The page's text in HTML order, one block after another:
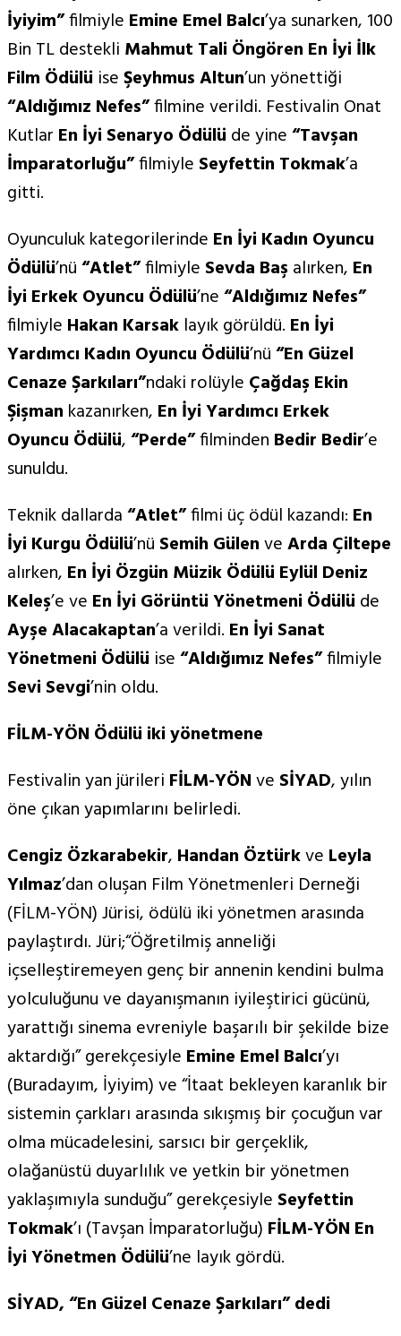
İyiyim”filmiyle Emine Emel Balcı’ya sunarken, 100
Bin TL destekli Mahmut Tali Öngören En İyi İlk
Film Ödülü iseŞeyhmus Altun’un yönettiği
“Aldığımız Nefes”filmine verildi. Festivalin Onat
Kutlar En İyi Senaryo Ödülü de yine“Tavşan
İmparatorluğu”filmiyle Seyfettin Tokmak’a
gitti.
Oyunculuk kategorilerinde En İyi Kadın Oyuncu
Ödülü’nü“Atlet”filmiyle Sevda Baş alırken, En
İyi Erkek Oyuncu Ödülü’ne“Aldığımız Nefes”
filmiyle Hakan Karsak layık görüldü. En İyi
Yardımcı Kadın Oyuncu Ödülü’nü“En Güzel
Cenaze Şarkıları”ndaki rolüyle Çağdaş Ekin
Şişman kazanırken, En İyi Yardımcı Erkek
Oyuncu Ödülü,“Perde”filminden Bedir Bedir’e
sunuldu.
Teknik dallarda“Atlet”filmi üç ödül kazandı: En
İyi Kurgu Ödülü’nü Semih GülenveArda Çiltepe
alırken, En İyi Özgün Müzik Ödülü Eylül Deniz
Keleş’e ve En İyi Görüntü Yönetmeni Ödülü de
Ayşe Alacakaptan’a verildi. En İyi Sanat
Yönetmeni Ödülü ise“Aldığımız Nefes”filmiyle
Sevi Sevgi’nin oldu.
FİLM-YÖN Ödülü iki yönetmene
Festivalin yan jürileri FİLM-YÖNve SİYAD, yılın
öne çıkan yapımlarını belirledi.
Cengiz Özkarabekir, Handan Öztürkve Leyla
Yılmaz’dan oluşan Film Yönetmenleri Derneği
(FİLM-YÖN) Jürisi, ödülü iki yönetmen arasında
paylaştırdı. Jüri;“Öğretilmiş anneliği
içselleştiremeyen genç bir annenin kendini bulma
yolculuğunu ve dayanışmanın iyileştirici gücünü,
yarattığı sinema evreniyle başarılı bir şekilde bize
aktardığı” gerekçesiyle Emine Emel Balcı’yı
(Buradayım, İyiyim) ve “İtaat bekleyen karanlık bir
sistemin çarkları arasında sıkışmış bir çocuğun var
olma mücadelesini, sarsıcı bir gerçeklik,
olağanüstü duyarlılık ve yetkin bir yönetmen
yaklaşımıyla sunduğu” gerekçesiyle Seyfettin
Tokmak’ı (Tavşan İmparatorluğu) FİLM-YÖN En
İyi Yönetmen Ödülü’ne layık gördü.
SİYAD,“En Güzel Cenaze Şarkıları” dedi